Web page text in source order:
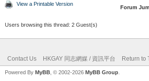
View a Printable Version
Forum
Users browsing this thread: 2 Guest(s)
Contact Us HKGAY 同志網媒 / 資訊平台 Return to
Powered By MyBB , © 2002-2026 MyBB Group